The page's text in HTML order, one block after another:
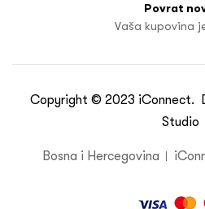
Povrat
Vaša kupovina
Copyright © 2023 iConnect.
Studio
Bosna i Hercegovina